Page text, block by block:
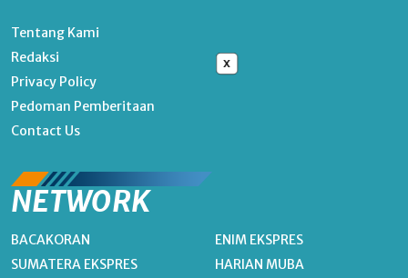
x
Tentang Kami
Redaksi
Privacy Policy
Pedoman Pemberitaan
Contact Us
NETWORK
BACAKORAN
SUMATERA EKSPRES
ENIM EKSPRES
HARIAN MUBA